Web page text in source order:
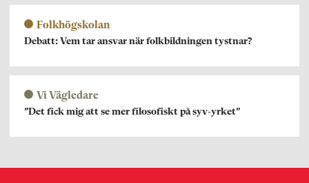
Folkhögskolan
Debatt: Vem tar ansvar när folkbildningen tystnar?
Vi Vägledare
”Det fick mig att se mer filosofiskt på syv-yrket”